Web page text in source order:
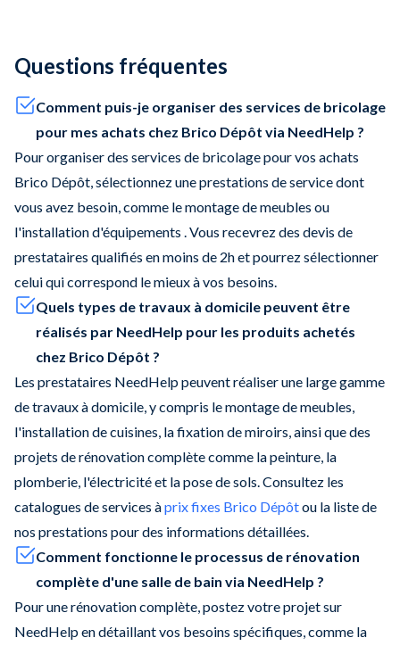
Questions fréquentes
Comment puis-je organiser des services de bricolage
pour mes achats chez Brico Dépôt via NeedHelp ?
Pour organiser des services de bricolage pour vos achats
Brico Dépôt, sélectionnez une prestations de service dont
vous avez besoin, comme le montage de meubles ou
l'installation d'équipements . Vous recevrez des devis de
prestataires qualifiés en moins de 2h et pourrez sélectionner
celui qui correspond le mieux à vos besoins.
Quels types de travaux à domicile peuvent être
réalisés par NeedHelp pour les produits achetés
chez Brico Dépôt ?
Les prestataires NeedHelp peuvent réaliser une large gamme
de travaux à domicile, y compris le montage de meubles,
l'installation de cuisines, la fixation de miroirs, ainsi que des
projets de rénovation complète comme la peinture, la
plomberie, l'électricité et la pose de sols. Consultez les
catalogues de services àprix fixes Brico Dépôtou la liste de
nos prestations pour des informations détaillées.
Comment fonctionne le processus de rénovation
complète d'une salle de bain via NeedHelp ?
Pour une rénovation complète, postez votre projet sur
NeedHelp en détaillant vos besoins spécifiques, comme la